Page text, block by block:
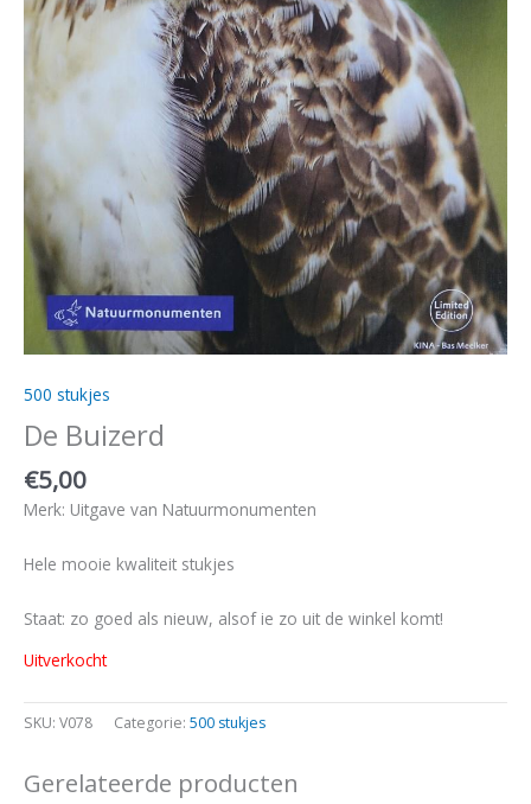
500 stukjes
De Buizerd
€5,00
Merk: Uitgave van Natuurmonumenten
Hele mooie kwaliteit stukjes
Staat: zo goed als nieuw, alsof ie zo uit de winkel komt!
Uitverkocht
SKU: V078 Categorie: 500 stukjes
Gerelateerde producten